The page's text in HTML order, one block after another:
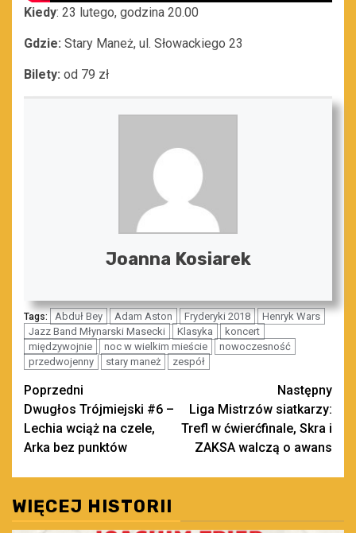
Kiedy: 23 lutego, godzina 20.00
Gdzie: Stary Maneż, ul. Słowackiego 23
Bilety: od 79 zł
Joanna Kosiarek
Tags: Abduł Bey Adam Aston Fryderyki 2018
Henryk Wars
Jazz Band Młynarski Masecki
Klasyka
koncert
międzywojnie
noc w wielkim mieście
nowoczesność
przedwojenny
stary maneż zespół
Zobacz
wpisy
Poprzedni
Dwugłos Trójmiejski #6 –
Lechia wciąż na czele,
Arka bez punktów
Następny
Liga Mistrzów siatkarzy:
Trefl w ćwierćfinale, Skra i
ZAKSA walczą o awans
WIĘCEJ HISTORII